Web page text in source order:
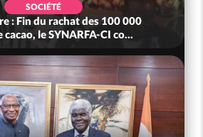
SOCIÉTÉ
Côte d'Ivoire : MIRAH, bras de
mutuelle, le SYNHA-